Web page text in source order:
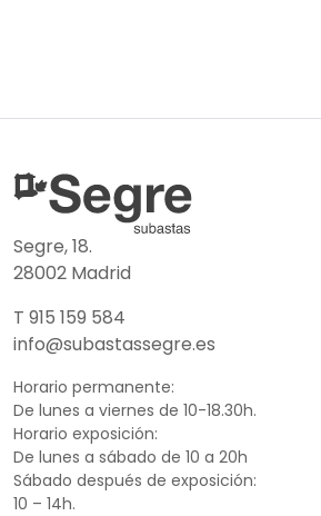
Segre, 18.
28002 Madrid
T 915 159 584
info@subastassegre.es
Horario permanente:
De lunes a viernes de 10-18.30h.
Horario exposición:
De lunes a sábado de 10 a 20h
Sábado después de exposición:
10 – 14h.